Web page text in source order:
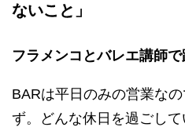
ないこと」
フラメンコとバレエ講師
BARは平日のみの営業な
ず。どんな休日を過ごして